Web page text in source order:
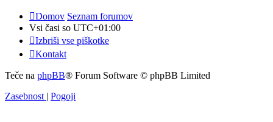
Domov Seznam forumov
Vsi časi so UTC+01:00
Izbriši vse piškotke
Kontakt
Teče na phpBB® Forum Software © phpBB Limited
Zasebnost | Pogoji